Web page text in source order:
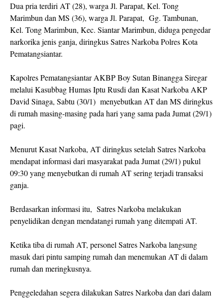
Dua pria terdiri AT (28), warga Jl. Parapat, Kel. Tong
Marimbun dan MS (36), warga Jl. Parapat, Gg. Tambunan,
Kel. Tong Marimbun, Kec. Siantar Marimbun, diduga pengedar
narkorika jenis ganja, diringkus Satres Narkoba Polres Kota
Pematangsiantar.
Kapolres Pematangsiantar AKBP Boy Sutan Binangga Siregar
melalui Kasubbag Humas Iptu Rusdi dan Kasat Narkoba AKP
David Sinaga, Sabtu (30/1) menyebutkan AT dan MS diringkus
di rumah masing-masing pada hari yang sama pada Jumat (29/1)
pagi.
Menurut Kasat Narkoba, AT diringkus setelah Satres Narkoba
mendapat informasi dari masyarakat pada Jumat (29/1) pukul
09:30 yang menyebutkan di rumah AT sering terjadi transaksi
ganja.
Berdasarkan informasi itu, Satres Narkoba melakukan
penyelidikan dengan mendatangi rumah yang ditempati AT.
Ketika tiba di rumah AT, personel Satres Narkoba langsung
masuk dari pintu samping rumah dan menemukan AT di dalam
rumah dan meringkusnya.
Penggeledahan segera dilakukan Satres Narkoba dan dari dalam